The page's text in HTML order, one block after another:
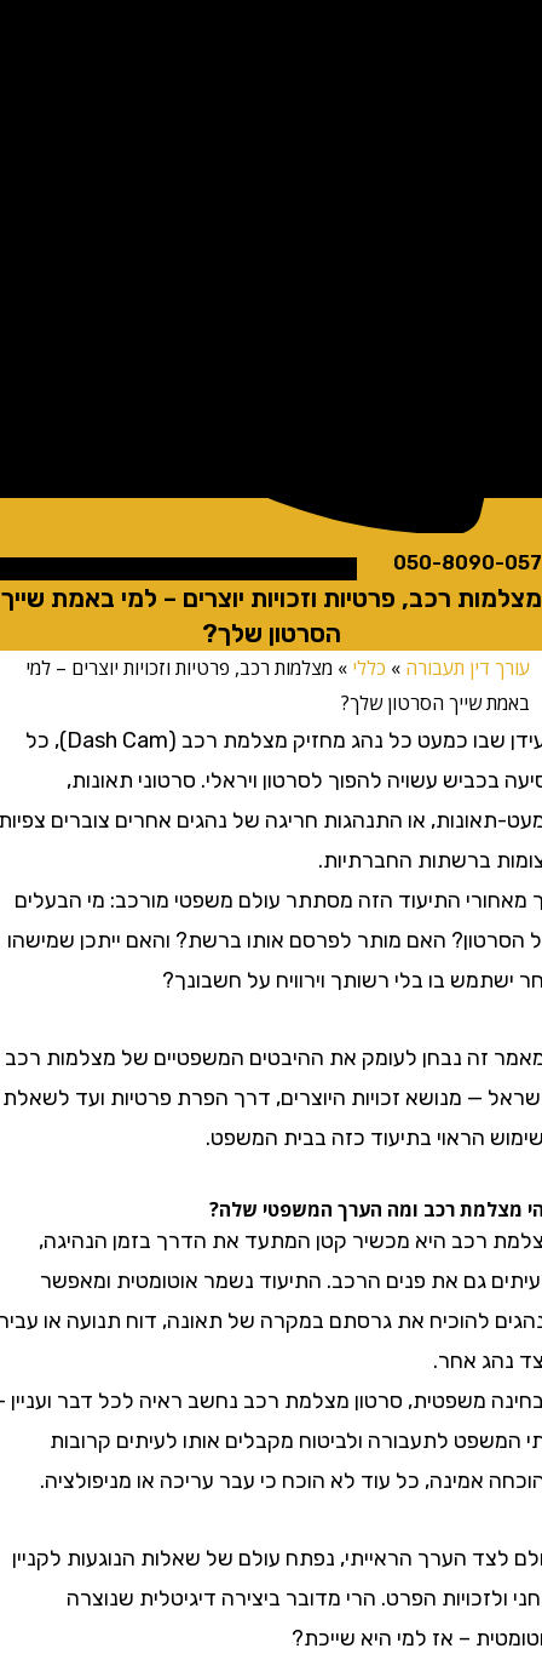
050-
רכב, פרטיות וזכויות יוצרים – למי באמת שייך
הסרטון שלך?
דין תעבורה»כללי»מצלמות רכב, פרטיות וזכויות יוצרים – למי
שייך הסרטון שלך?
בעידן שבו כמעט כל נהג מחזיק מצלמת רכב (Dash Cam), כל
עשויה להפוך לסרטון ויראלי. סרטוני תאונות,
או התנהגות חריגה של נהגים אחרים צוברים צפיות
ברשתות החברתיות.
התיעוד הזה מסתתר עולם משפטי מורכב: מי הבעלים
האם מותר לפרסם אותו ברשת? והאם ייתכן שמישהו
בו בלי רשותך וירוויח על חשבונך?
נבחן לעומק את ההיבטים המשפטיים של מצלמות רכב
— מנושא זכויות היוצרים, דרך הפרת פרטיות ועד לשאלת
הראוי בתיעוד כזה בבית המשפט.
רכב ומה הערך המשפטי שלה?
היא מכשיר קטן המתעד את הדרך בזמן הנהיגה,
גם את פנים הרכב. התיעוד נשמר אוטומטית ומאפשר
להוכיח את גרסתם במקרה של תאונה, דוח תנועה או עבירה
אחר.
משפטית, סרטון מצלמת רכב נחשב ראיה לכל דבר ועניין –
לתעבורה ולביטוח מקבלים אותו לעיתים קרובות
אמינה, כל עוד לא הוכח כי עבר עריכה או מניפולציה.
הערך הראייתי, נפתח עולם של שאלות הנוגעות לקניין
הפרט. הרי מדובר ביצירה דיגיטלית שנוצרה
– אז למי היא שייכת?